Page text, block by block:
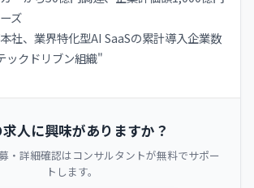
ズ
社、業界特化型AI SaaSの累計導入企業数
ックドリブン組織"
求人に興味がありますか？
・詳細確認はコンサルタントが無料でサポー
トします。